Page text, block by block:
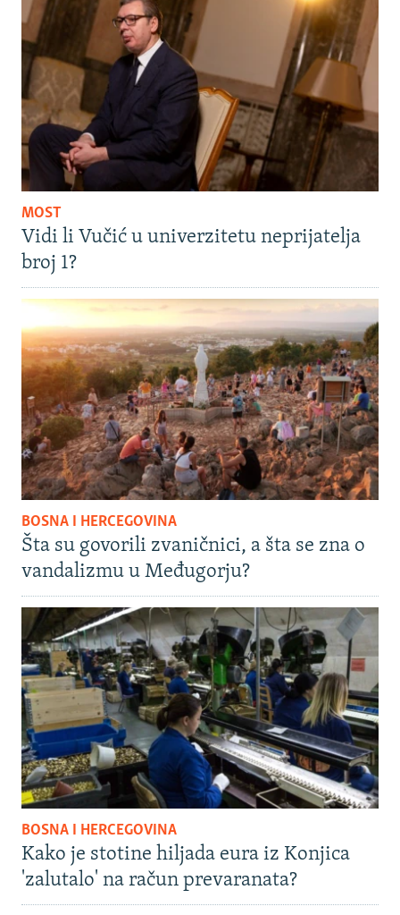
MOST
Vidi li Vučić u univerzitetu neprijatelja
broj 1?
BOSNA I HERCEGOVINA
Šta su govorili zvaničnici, a šta se zna o
vandalizmu u Međugorju?
BOSNA I HERCEGOVINA
Kako je stotine hiljada eura iz Konjica
'zalutalo' na račun prevaranata?